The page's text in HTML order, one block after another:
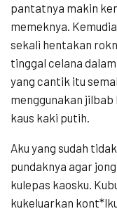
pantatnya makin
memeknya.
sekali hentakan
tinggal celana
yang cantik itu
menggunakan
kaus kaki putih.
Aku yang sudah
pundaknya agar
kulepas kaosku.
kukeluarkan